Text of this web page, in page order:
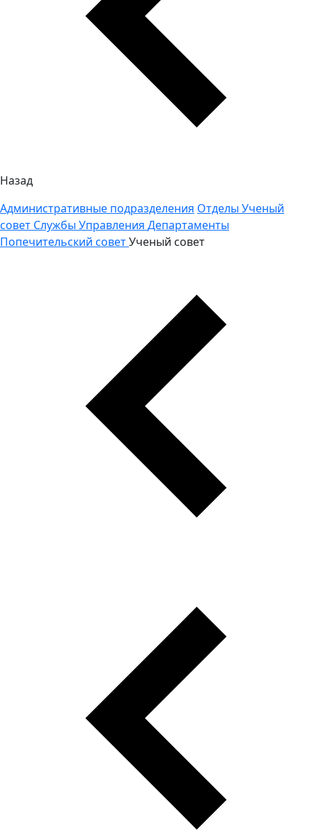
Назад
Административные подразделения Отделы Ученый
совет Службы Управления Департаменты
Попечительский советУченый совет